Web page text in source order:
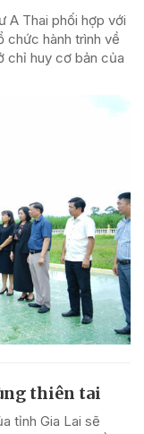
A Thai phối hợp với
chức hành trình về
chỉ huy cơ bản của
thiên tai
tỉnh Gia Lai sẽ